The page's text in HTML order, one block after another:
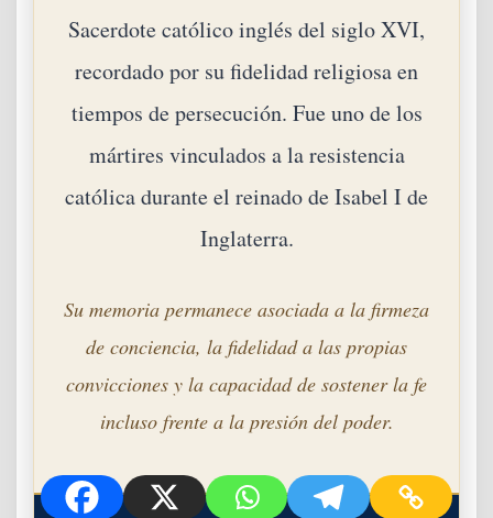
Sacerdote católico inglés del siglo XVI,
recordado por su fidelidad religiosa en
tiempos de persecución. Fue uno de los
mártires vinculados a la resistencia
católica durante el reinado de Isabel I de
Inglaterra.
Su memoria permanece asociada a la firmeza
de conciencia, la fidelidad a las propias
convicciones y la capacidad de sostener la fe
incluso frente a la presión del poder.